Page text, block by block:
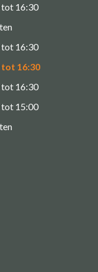
tot 16:30
tot 16:30
tot 16:30
tot 16:30
tot 15:00